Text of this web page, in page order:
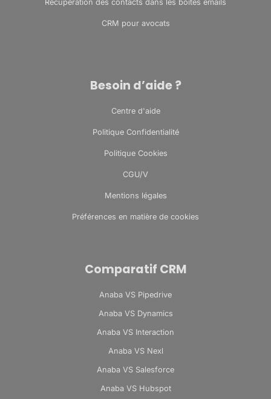
Récupération des contacts dans les boites emails
CRM pour avocats
Besoin d’aide ?
Centre d'aide
Politique Confidentialité
Politique Cookies
CGU/V
Mentions légales
Préférences en matière de cookies
Comparatif CRM
Anaba VS Pipedrive
Anaba VS Dynamics
Anaba VS Interaction
Anaba VS Nexl
Anaba VS Salesforce
Anaba VS Hubspot